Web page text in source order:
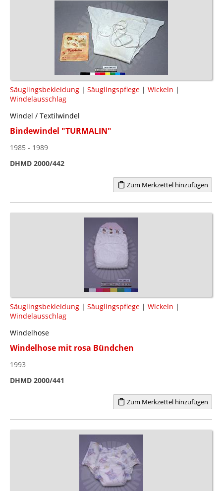
Säuglingsbekleidung | Säuglingspflege | Wickeln |
Windelausschlag
Windel / Textilwindel
Bindewindel "TURMALIN"
1985 - 1989
DHMD 2000/442
Zum Merkzettel hinzufügen
Säuglingsbekleidung | Säuglingspflege | Wickeln |
Windelausschlag
Windelhose
Windelhose mit rosa Bündchen
1993
DHMD 2000/441
Zum Merkzettel hinzufügen